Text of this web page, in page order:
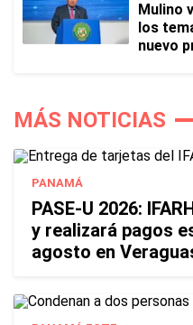
Mulino
los
nuevo
MÁS NOTICIAS
PANAMÁ
PASE-U 2026:
y realizará pagos
agosto en